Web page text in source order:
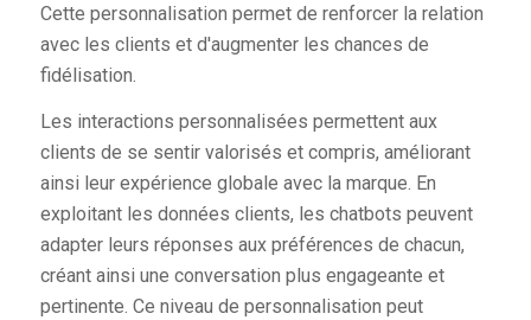
Cette personnalisation permet de renforcer la relation
avec les clients et d'augmenter les chances de
fidélisation.
Les interactions personnalisées permettent aux
clients de se sentir valorisés et compris, améliorant
ainsi leur expérience globale avec la marque. En
exploitant les données clients, les chatbots peuvent
adapter leurs réponses aux préférences de chacun,
créant ainsi une conversation plus engageante et
pertinente. Ce niveau de personnalisation peut